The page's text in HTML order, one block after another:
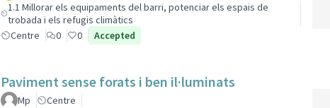
1.1 Millorar els equipaments del barri, potenciar els espais de
trobada i els refugis climàtics
Centre
0 0 Accepted
Paviment sense forats i ben il·luminats
Mp
Centre